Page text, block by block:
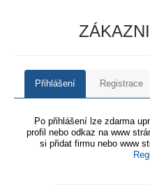
Přihlášení Registrace
Po přihlášení lze zdarma
profil nebo odkaz na www
si přidat firmu nebo www